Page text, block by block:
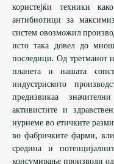
користејќи техники
антибиотици за
систем овозможил
исто така довел до
последици. Од третманот
планета и нашата
индустриското
предизвикаа
активистите и
нурнеме во етичките
во фабричките фарми,
средина и
консумирање производи